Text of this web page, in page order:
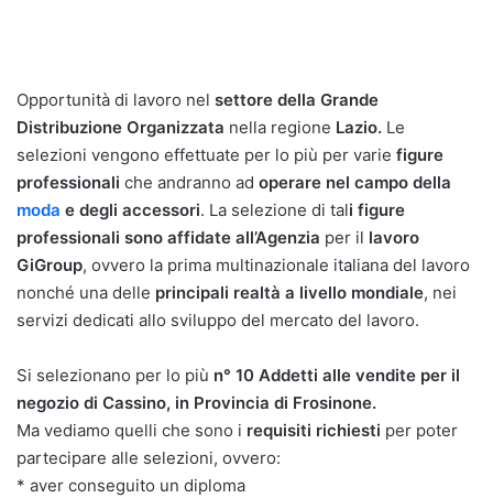
Opportunità di lavoro nel settore della Grande
Distribuzione Organizzata nella regione Lazio. Le
selezioni vengono effettuate per lo più per varie figure
professionali che andranno ad operare nel campo della
moda e degli accessori. La selezione di tali figure
professionali sono affidate all’Agenzia per il lavoro
GiGroup, ovvero la prima multinazionale italiana del lavoro
nonché una delle principali realtà a livello mondiale, nei
servizi dedicati allo sviluppo del mercato del lavoro.
Si selezionano per lo più n° 10 Addetti alle vendite per il
negozio di Cassino, in Provincia di Frosinone.
Ma vediamo quelli che sono i requisiti richiesti per poter
partecipare alle selezioni, ovvero:
* aver conseguito un diploma